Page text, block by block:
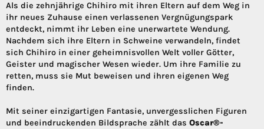
Als die zehnjährige Chihiro mit ihren Eltern auf dem Weg in
ihr neues Zuhause einen verlassenen Vergnügungspark
entdeckt, nimmt ihr Leben eine unerwartete Wendung.
Nachdem sich ihre Eltern in Schweine verwandeln, findet
sich Chihiro in einer geheimnisvollen Welt voller Götter,
Geister und magischer Wesen wieder. Um ihre Familie zu
retten, muss sie Mut beweisen und ihren eigenen Weg
finden.
Mit seiner einzigartigen Fantasie, unvergesslichen Figuren
und beeindruckenden Bildsprache zählt das Oscar®-